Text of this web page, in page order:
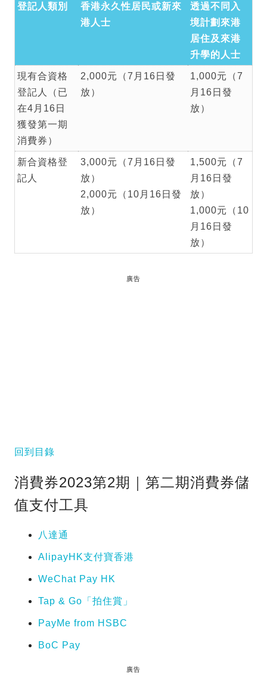
登記人類別
香港永久性居民或新來
港人士
透過不同入
境計劃來港
居住及來港
升學的人士
現有合資格
登記人（已
在4月16日
獲發第一期
消費券）
2,000元（7月16日發
放）
1,000元（7
月16日發
放）
新合資格登
記人
3,000元（7月16日發
放）
2,000元（10月16日發
放）
1,500元（7
月16日發
放）
1,000元（10
月16日發
放）
廣告
回到目錄
消費券2023第2期｜第二期消費券儲
值支付工具
八達通
AlipayHK支付寶香港
WeChat Pay HK
Tap & Go「拍住賞」
PayMe from HSBC
BoC Pay
廣告